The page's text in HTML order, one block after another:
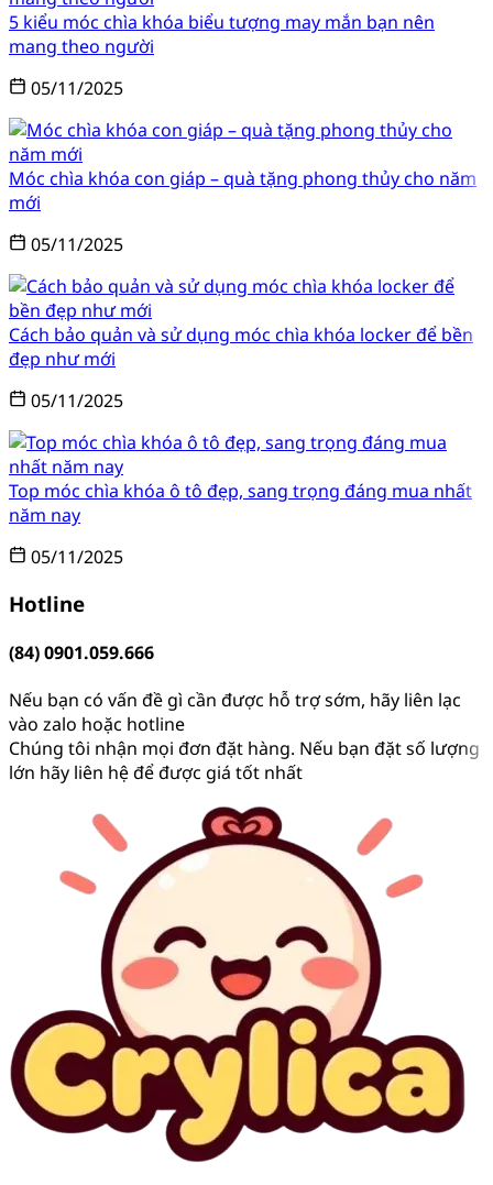
5 kiểu móc chìa khóa biểu tượng may mắn bạn nên
mang theo người
05/11/2025
Móc chìa khóa con giáp – quà tặng phong thủy cho năm
mới
05/11/2025
Cách bảo quản và sử dụng móc chìa khóa locker để bền
đẹp như mới
05/11/2025
Top móc chìa khóa ô tô đẹp, sang trọng đáng mua nhất
năm nay
05/11/2025
Hotline
(84) 0901.059.666
Nếu bạn có vấn đề gì cần được hỗ trợ sớm, hãy liên lạc
vào zalo hoặc hotline
Chúng tôi nhận mọi đơn đặt hàng. Nếu bạn đặt số lượng
lớn hãy liên hệ để được giá tốt nhất